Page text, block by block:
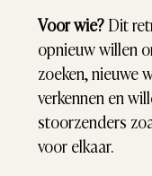
Voor wie? Dit
opnieuw willen
zoeken, nieuwe
verkennen en
stoorzenders
voor elkaar.